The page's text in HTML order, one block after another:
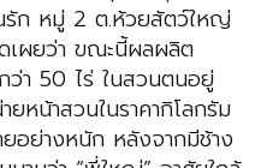
รัก หมู่ 2 ต.ห้วยสัตว์ใหญ่
เผยว่า ขณะนี้ผลผลิต
ว่า 50 ไร่ ในสวนตนอยู่
ยหน้าสวนในราคากิโลกรัม
อย่างหนัก หลังจากมีช้าง